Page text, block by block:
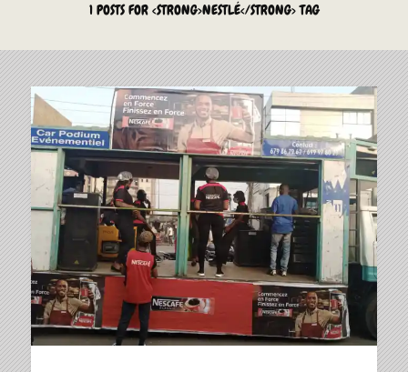
1 POSTS FOR <STRONG>NESTLÉ</STRONG> TAG